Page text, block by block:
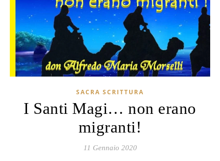
SACRA SCRITTURA
I Santi Magi… non erano
migranti!
11 Gennaio 2020